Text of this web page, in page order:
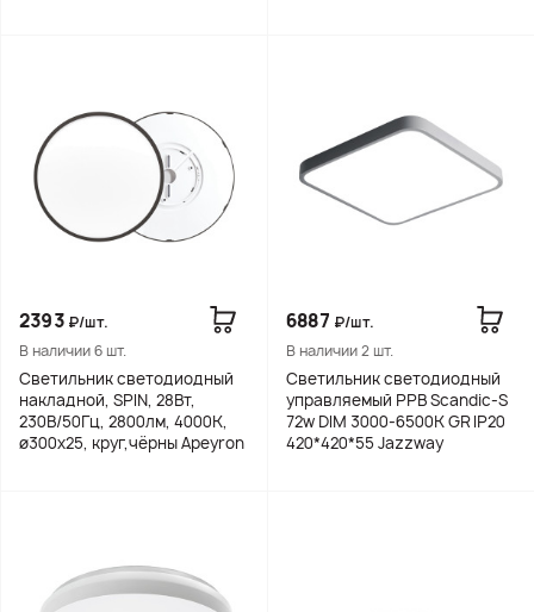
2393 ₽/шт.
В наличии 6 шт.
Светильник светодиодный
накладной, SPIN, 28Вт,
230В/50Гц, 2800лм, 4000К,
ø300х25, круг,чёрны Apeyron
6887 ₽/шт.
В наличии 2 шт.
Светильник светодиодный
управляемый PPB Sсandic-S
72w DIM 3000-6500K GR IP20
420*420*55 Jazzway